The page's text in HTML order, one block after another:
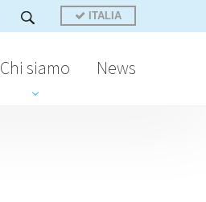
ITALIA
Chi siamo News